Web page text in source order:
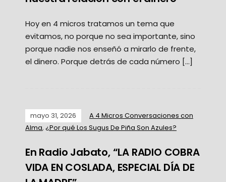
Hoy en 4 micros tratamos un tema que
evitamos, no porque no sea importante, sino
porque nadie nos enseñó a mirarlo de frente,
el dinero. Porque detrás de cada número […]
mayo 31, 2026
A 4 Micros Conversaciones con
Alma, ¿Por qué Los Sugus De Piña Son Azules?
En Radio Jabato, “LA RADIO COBRA
VIDA EN COSLADA, ESPECIAL DÍA DE